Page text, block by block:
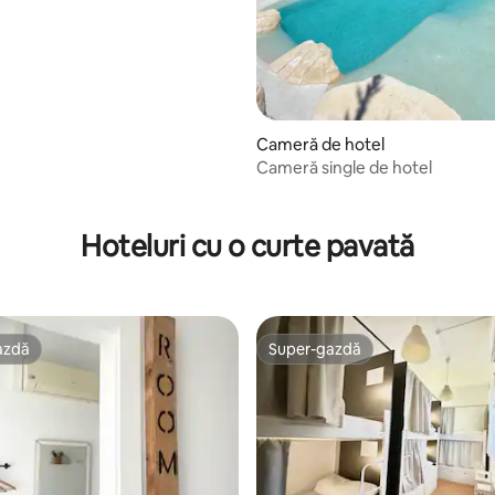
71 recenzii
Cameră de hotel
Cameră single de hotel
Hoteluri cu o curte pavată
Super-gazdă
Super-gazdă